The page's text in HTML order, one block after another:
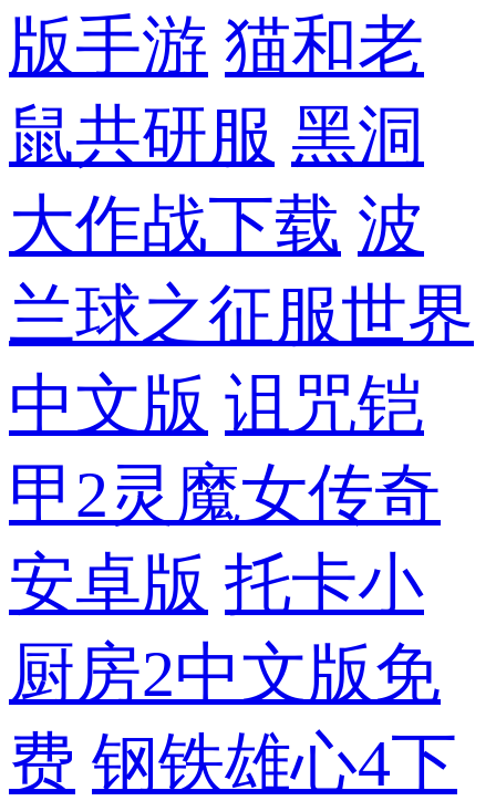
版手游 猫和老
鼠共研服 黑洞
大作战下载 波
兰球之征服世界
中文版 诅咒铠
甲2灵魔女传奇
安卓版 托卡小
厨房2中文版免
费 钢铁雄心4下